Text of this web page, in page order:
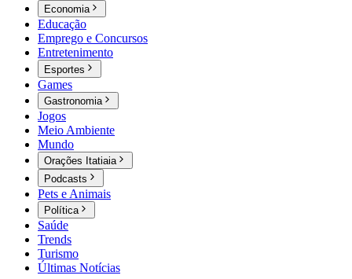
Economia
Educação
Emprego e Concursos
Entretenimento
Esportes
Games
Gastronomia
Jogos
Meio Ambiente
Mundo
Orações Itatiaia
Podcasts
Pets e Animais
Política
Saúde
Trends
Turismo
Últimas Notícias